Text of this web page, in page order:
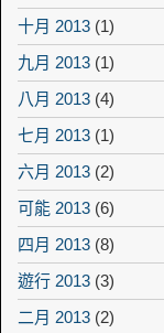
十月 2013 (1)
九月 2013 (1)
八月 2013 (4)
七月 2013 (1)
六月 2013 (2)
可能 2013 (6)
四月 2013 (8)
遊行 2013 (3)
二月 2013 (2)